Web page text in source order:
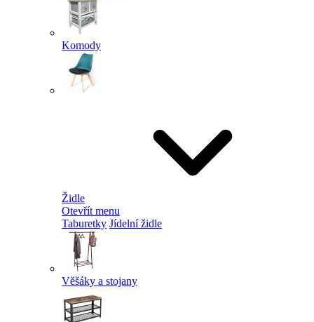
Komody
Židle
Otevřít menu
Taburetky Jídelní židle
Věšáky a stojany